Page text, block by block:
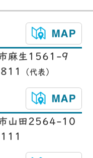
麻生1561-9
（代表）
山田2564-10